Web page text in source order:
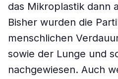
das Mikroplastik dann
Bisher wurden die
menschlichen
sowie der Lunge und
nachgewiesen. Auch